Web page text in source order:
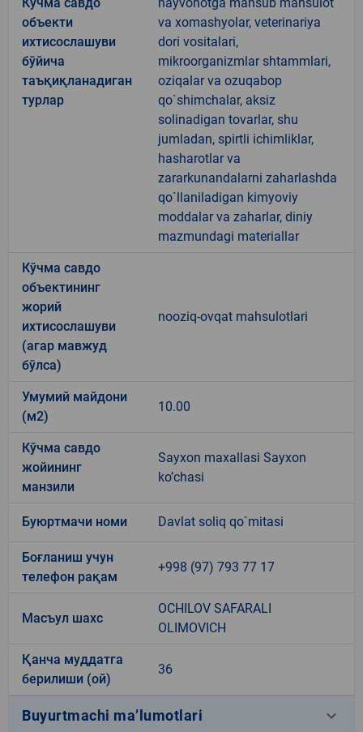
объекти
ихтисослашуви
бўйича
таъқиқланадиган
турлар
va xomashyolar, veterinariya
dori vositalari,
mikroorganizmlar shtammlari,
oziqalar va ozuqabop
qo`shimchalar, aksiz
solinadigan tovarlar, shu
jumladan, spirtli ichimliklar,
hasharotlar va
zararkunandalarni zaharlashda
qo`llaniladigan kimyoviy
moddalar va zaharlar, diniy
mazmundagi materiallar
Кўчма савдо
объектининг
жорий
ихтисослашуви
(агар мавжуд
бўлса)
nooziq-ovqat mahsulotlari
Умумий майдони
(м2)
10.00
Кўчма савдо
жойининг
манзили
Sayxon maxallasi Sayxon
ko’chasi
Буюртмачи номи Davlat soliq qo`mitasi
Боғланиш учун
телефон рақам
+998 (97) 793 77 17
Масъул шахс
OCHILOV SAFARALI
OLIMOVICH
Қанча муддатга
берилиши (ой)
36
Buyurtmachi ma’lumotlari keyboard_arrow_down